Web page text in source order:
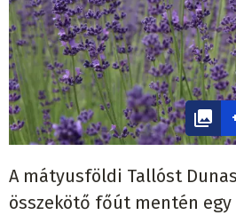
A mátyusföldi Tallóst
összekötő főút mentén